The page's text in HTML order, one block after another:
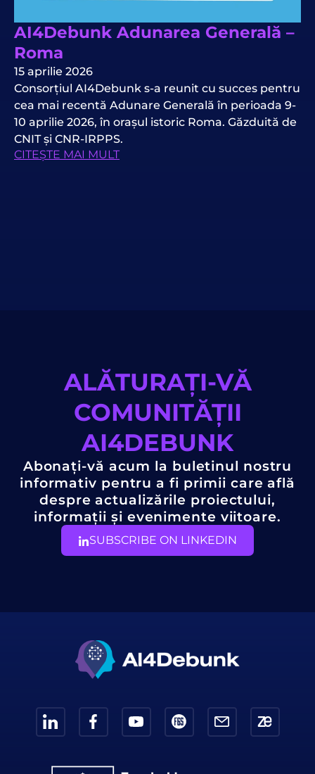
AI4Debunk Adunarea Generală –
Roma
15 aprilie 2026
Consorțiul AI4Debunk s-a reunit cu succes pentru
cea mai recentă Adunare Generală în perioada 9-
10 aprilie 2026, în orașul istoric Roma. Găzduită de
CNIT și CNR-IRPPS.
CITEȘTE MAI MULT
ALĂTURAȚI-VĂ
COMUNITĂȚII
AI4DEBUNK
Abonați-vă acum la buletinul nostru
informativ pentru a fi primii care află
despre actualizările proiectului,
informații și evenimente viitoare.
SUBSCRIBE ON LINKEDIN